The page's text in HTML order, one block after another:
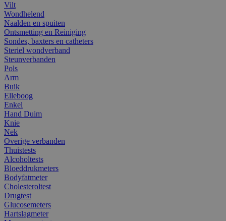
Vilt
Wondhelend
Naalden en spuiten
Ontsmetting en Reiniging
Sondes, baxters en catheters
Steriel wondverband
Steunverbanden
Pols
Arm
Buik
Elleboog
Enkel
Hand Duim
Knie
Nek
Overige verbanden
Thuistests
Alcoholtests
Bloeddrukmeters
Bodyfatmeter
Cholesteroltest
Drugtest
Glucosemeters
Hartslagmeter